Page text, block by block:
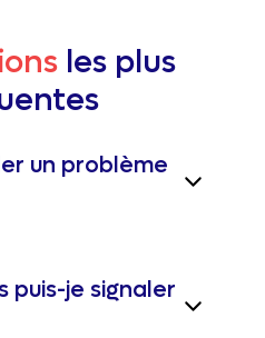
les plus
un problème
puis-je signaler